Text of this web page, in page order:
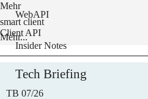
WebAPI
Client API
Mehr
smart client
Insider Notes
Tech Briefing
TB 07/26
Mehr...